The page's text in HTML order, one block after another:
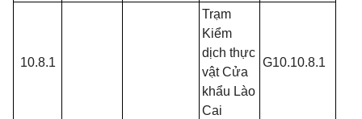
10.8.1
Trạm
Kiểm
dịch thực
vật Cửa
khẩu Lào
Cai
G10.10.8.1